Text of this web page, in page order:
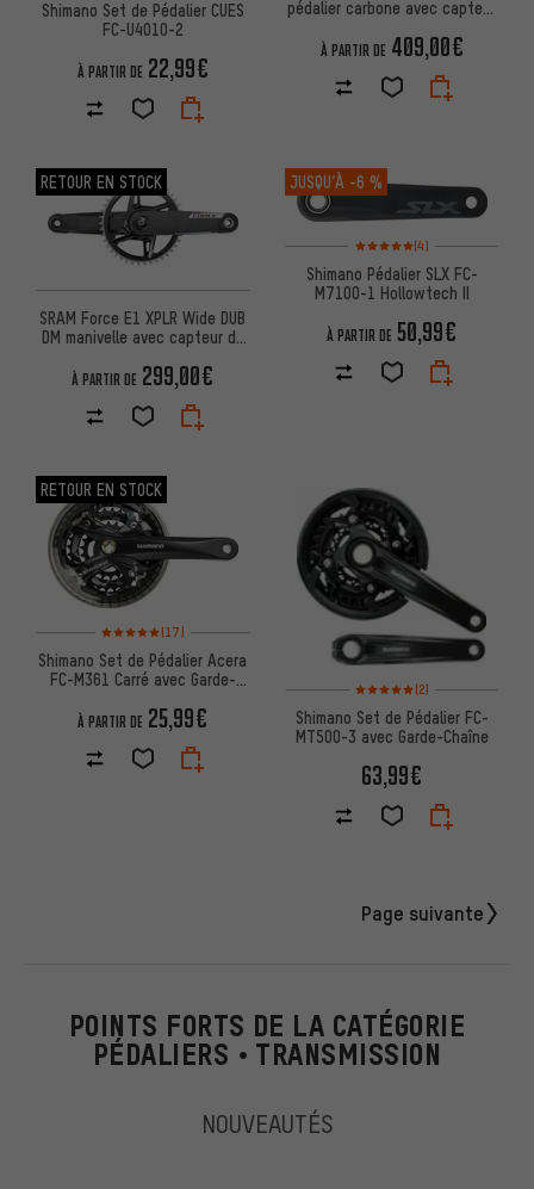
Shimano Set de Pédalier CUES
FC-U4010-2
À PARTIR DE 22,99€
pédalier carbone avec capteur
À PARTIR DE 409,00€
RETOUR EN STOCK
SRAM Force E1 XPLR Wide DUB
DM manivelle avec capteur de
À PARTIR DE 299,00€
JUSQU’À -6 %
Note moyenne : 5 sur 5
(4)
Shimano Pédalier SLX FC-
M7100-1 Hollowtech II
À PARTIR DE 50,99€
RETOUR EN STOCK
Note moyenne : 5 sur 5 d'après 17 avis
(17)
Shimano Set de Pédalier Acera
FC-M361 Carré avec Garde-
À PARTIR DE 25,99€
Note moyenne : 5 sur 5
(2)
Shimano Set de Pédalier FC-
MT500-3 avec Garde-Chaîne
63,99€
Page suivante
POINTS FORTS DE LA CATÉGORIE
PÉDALIERS • TRANSMISSION
NOUVEAUTÉS